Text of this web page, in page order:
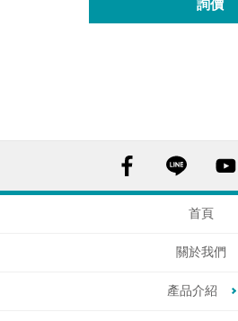
詢價
首頁
關於我們
產品介紹